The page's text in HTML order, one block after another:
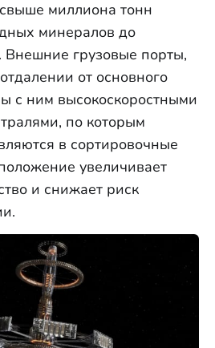
миллиона тонн
минералов до
Внешние грузовые порты,
от основного
с ним высокоскоростными
по которым
в сортировочные
увеличивает
и снижает риск